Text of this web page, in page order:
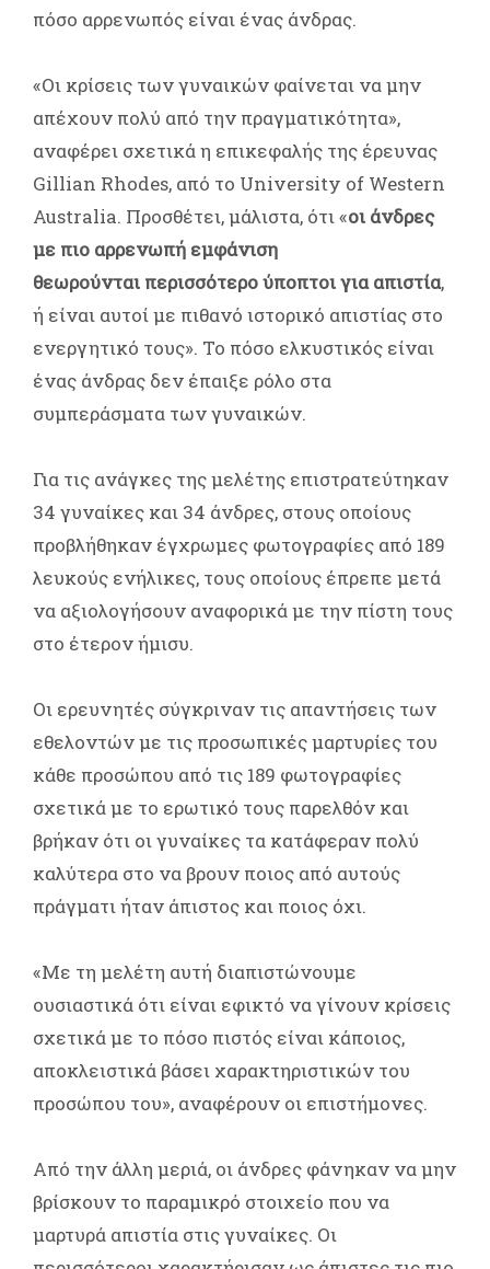
πόσο αρρενωπός είναι ένας άνδρας.
«Οι κρίσεις των γυναικών φαίνεται να μην
απέχουν πολύ από την πραγματικότητα»,
αναφέρει σχετικά η επικεφαλής της έρευνας
Gillian Rhodes, από το University of Western
Australia. Προσθέτει, μάλιστα, ότι «οι άνδρες
με πιο αρρενωπή εμφάνιση
θεωρούνται περισσότερο ύποπτοι για απιστία,
ή είναι αυτοί με πιθανό ιστορικό απιστίας στο
ενεργητικό τους». Το πόσο ελκυστικός είναι
ένας άνδρας δεν έπαιξε ρόλο στα
συμπεράσματα των γυναικών.
Για τις ανάγκες της μελέτης επιστρατεύτηκαν
34 γυναίκες και 34 άνδρες, στους οποίους
προβλήθηκαν έγχρωμες φωτογραφίες από 189
λευκούς ενήλικες, τους οποίους έπρεπε μετά
να αξιολογήσουν αναφορικά με την πίστη τους
στο έτερον ήμισυ.
Οι ερευνητές σύγκριναν τις απαντήσεις των
εθελοντών με τις προσωπικές μαρτυρίες του
κάθε προσώπου από τις 189 φωτογραφίες
σχετικά με το ερωτικό τους παρελθόν και
βρήκαν ότι οι γυναίκες τα κατάφεραν πολύ
καλύτερα στο να βρουν ποιος από αυτούς
πράγματι ήταν άπιστος και ποιος όχι.
«Με τη μελέτη αυτή διαπιστώνουμε
ουσιαστικά ότι είναι εφικτό να γίνουν κρίσεις
σχετικά με το πόσο πιστός είναι κάποιος,
αποκλειστικά βάσει χαρακτηριστικών του
προσώπου του», αναφέρουν οι επιστήμονες.
Από την άλλη μεριά, οι άνδρες φάνηκαν να μην
βρίσκουν το παραμικρό στοιχείο που να
μαρτυρά απιστία στις γυναίκες. Οι